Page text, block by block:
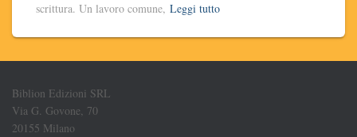
scrittura. Un lavoro comune, Leggi tutto
Biblion Edizioni SRL
Via G. Govone, 70
20155 Milano